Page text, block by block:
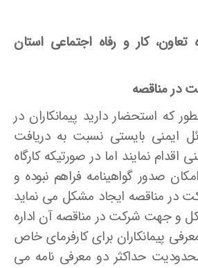
تعاون، کار و رفاه اجتماعی استان
در مناقصه
که استحضار دارید پیمانکاران در
ایمنی بایستی نسبت به دریافت
نمایند اما در صورتیکه کارگاه
صدور گواهینامه فراهم نبوده و
در مناقصه ایجاد مشکل می نماید
و جهت شرکت در مناقصه آن اداره
پیمانکاران برای کارفرمای خاص
محدودیت حداکثر دو معرفی نامه می